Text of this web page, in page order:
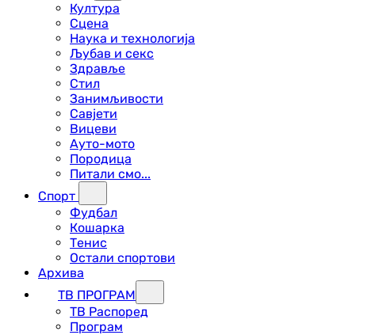
Култура
Сцена
Наука и технологија
Љубав и секс
Здравље
Стил
Занимљивости
Савјети
Вицеви
Ауто-мото
Породица
Питали смо...
Спорт
Фудбал
Кошарка
Тенис
Остали спортови
Архива
ТВ ПРОГРАМ
ТВ Распоред
Програм